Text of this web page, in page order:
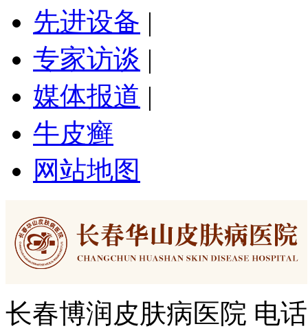
先进设备 |
专家访谈 |
媒体报道 |
牛皮癣
网站地图
长春博润皮肤病医院 电